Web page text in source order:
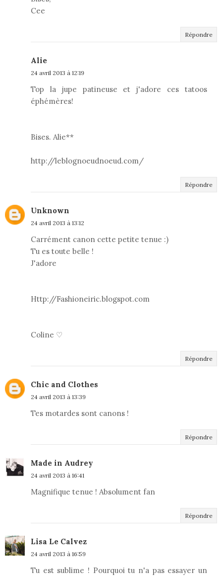
Cee
Répondre
Alie
24 avril 2013 à 12:19
Top la jupe patineuse et j'adore ces tatoos
éphémères!
Bises. Alie**
http://leblognoeudnoeud.com/
Répondre
Unknown
24 avril 2013 à 13:12
Carrément canon cette petite tenue :)
Tu es toute belle !
J'adore
Http://Fashioneiric.blogspot.com
Coline ♡
Répondre
Chic and Clothes
24 avril 2013 à 13:39
Tes motardes sont canons !
Répondre
Made in Audrey
24 avril 2013 à 16:41
Magnifique tenue ! Absolument fan
Répondre
Lisa Le Calvez
24 avril 2013 à 16:59
Tu est sublime ! Pourquoi tu n'a pas essayer un